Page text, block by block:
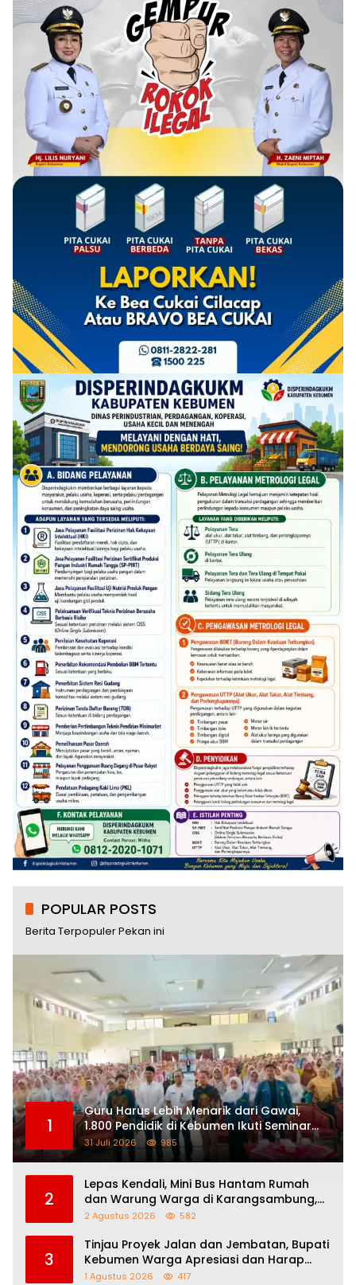
POPULAR POSTS
Berita Terpopuler Pekan ini
1
Guru Harus Lebih Menarik dari Gawai,
1.800 Pendidik di Kebumen Ikuti Seminar
Nasional “How To Be a Great Teacher”
31 Juli 2026 985
2
Lepas Kendali, Mini Bus Hantam Rumah
dan Warung Warga di Karangsambung,
Satu Orang Terluka
2 Agustus 2026 582
3
Tinjau Proyek Jalan dan Jembatan, Bupati
Kebumen Warga Apresiasi dan Harap
Perbaikan Berlanjut
1 Agustus 2026 417